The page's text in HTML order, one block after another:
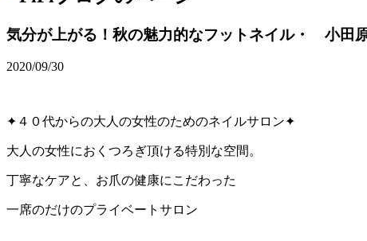
気分が上がる！秋の魅力的なフットネイル・ 小
2020/09/30
✦４０代からの大人の女性のためのネイルサロン✦
大人の女性におくつろぎ頂ける特別な空間。
丁寧なケアと、お爪の健康にこだわった
一席のだけのプライベートサロン